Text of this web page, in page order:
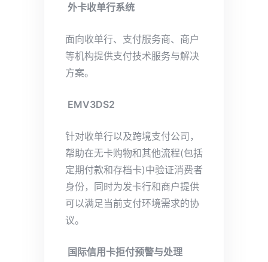
外卡收单行系统
面向收单行、支付服务商、商户
等机构提供支付技术服务与解决
方案。
EMV3DS2
针对收单行以及跨境支付公司，
帮助在无卡购物和其他流程(包括
定期付款和存档卡)中验证消费者
身份，同时为发卡行和商户提供
可以满足当前支付环境需求的协
议。
国际信用卡拒付预警与处理